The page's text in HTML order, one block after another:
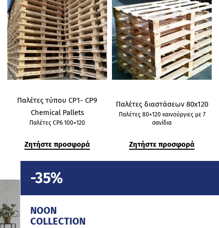
Παλέτες τύπου CP1- CP9
Chemical Pallets
Παλέτες CP6 100×120
Ζητήστε προσφορά
Παλέτες διαστάσεων 80x120
Παλέτες 80×120 καινούργιες με 7
σανίδια
Ζητήστε προσφορά
-35%
NOON
COLLECTION